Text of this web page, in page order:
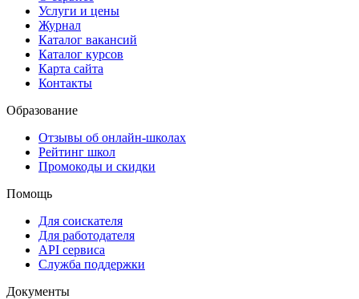
Услуги и цены
Журнал
Каталог вакансий
Каталог курсов
Карта сайта
Контакты
Образование
Отзывы об онлайн-школах
Рейтинг школ
Промокоды и скидки
Помощь
Для соискателя
Для работодателя
API сервиса
Служба поддержки
Документы